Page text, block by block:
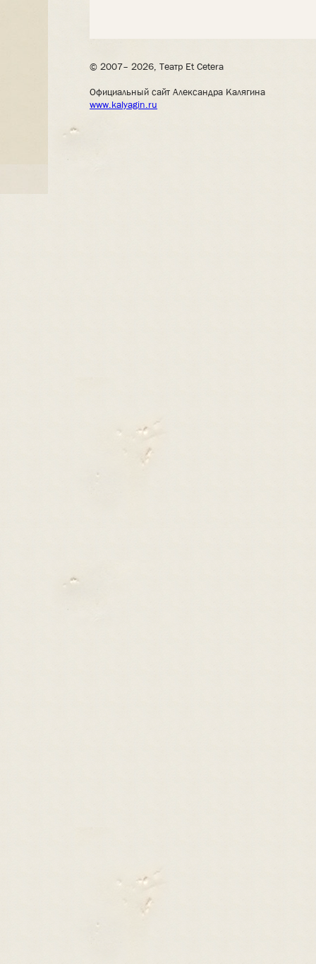
© 2007– 2026, Театр Et Cetera
Официальный сайт Александра Калягина
www.kalyagin.ru